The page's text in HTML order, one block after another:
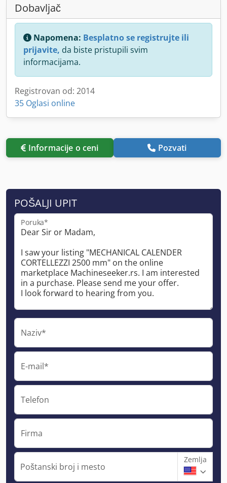
Dobavljač
Napomena: Besplatno se registrujte ili
prijavite, da biste pristupili svim
informacijama.
Registrovan od: 2014
35 Oglasi online
Informacije o ceni Pozvati
POŠALJI UPIT
Poruka*
Naziv*
E-mail*
Telefon
Firma
Poštanski broj i mesto
Zemlja